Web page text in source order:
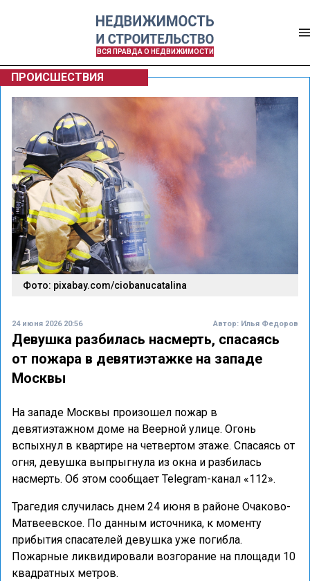
ВСЯ ПРАВДА О НЕДВИЖИМОСТИ
ПРОИСШЕСТВИЯ
Фото: pixabay.com/ciobanucatalina
24 июня 2026 20:56 Автор: Илья Федоров
Девушка разбилась насмерть, спасаясь
от пожара в девятиэтажке на западе
Москвы
На западе Москвы произошел пожар в
девятиэтажном доме на Веерной улице. Огонь
вспыхнул в квартире на четвертом этаже. Спасаясь от
огня, девушка выпрыгнула из окна и разбилась
насмерть. Об этом сообщает Telegram-канал «112».
Трагедия случилась днем 24 июня в районе Очаково-
Матвеевское. По данным источника, к моменту
прибытия спасателей девушка уже погибла.
Пожарные ликвидировали возгорание на площади 10
квадратных метров.